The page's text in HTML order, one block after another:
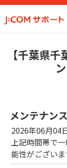
【千葉県
メンテナン
2026年06月04
上記時間帯で
能性がございま